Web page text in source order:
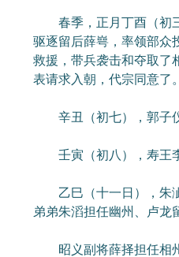
春季，正月丁酉（初
驱逐留后薛㟧，率领部众
救援，带兵袭击和夺取了
表请求入朝，代宗同意了。
辛丑（初七），郭子仪
壬寅（初八），寿王李
乙巳（十一日），朱
弟弟朱滔担任幽州、卢龙
昭义副将薛择担任相